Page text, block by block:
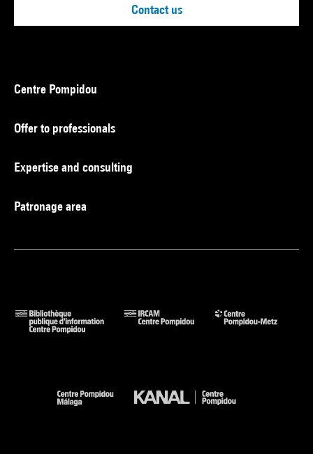
Contact us
Centre Pompidou
Offer to professionals
Expertise and consulting
Patronage area